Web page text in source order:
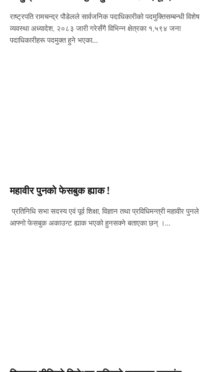
राष्ट्रपति रामचन्द्र पौडेलले सार्वजनिक पदाधिकारीको पदमुक्तिसम्बन्धी विशेष
व्यवस्था अध्यादेश, २०८३ जारी गरेसँगै विभिन्न क्षेत्रका १,५९४ जना
पदाधिकारीहरू पदमुक्त हुने भएका…
महावीर पुनको फेसबुक ह्याक !
प्रतिनिधि सभा सदस्य एवं पूर्व शिक्षा, विज्ञान तथा प्रविधिमन्त्री महावीर पुनले
आफ्नो फेसबुक अकाउन्ट ह्याक भएको हुनसक्ने बताएका छन् ।…